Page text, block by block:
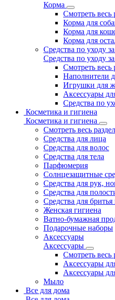
Корма
Смотреть весь
Корма для
Корма для
Корма для
Средства по уходу
Средства по уходу
Смотреть весь
Наполнители
Игрушки для
Аксессуары
Средства по
Косметика и гигиена
Косметика и гигиена
Смотреть весь раздел
Средства для лица
Средства для волос
Средства для тела
Парфюмерия
Солнцезащитные
Средства для рук,
Средства для
Средства для
Женская гигиена
Ватно-бумажная
Подарочные наборы
Аксессуары
Аксессуары
Смотреть весь
Аксессуары
Аксессуары
Мыло
Все для дома